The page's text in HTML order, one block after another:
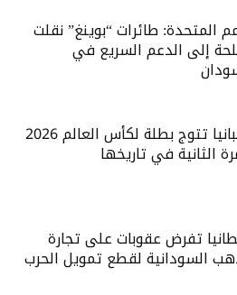
المتحدة: طائرات “بوينغ” نقلت
إلى الدعم السريع في
إسبانيا تتوج بطلة لكأس العالم 2026
الثانية في تاريخها
تفرض عقوبات على تجارة
السودانية لقطع تمويل الحرب